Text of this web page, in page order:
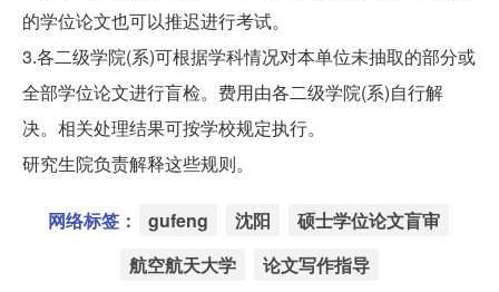
的学位论文也可以推迟进行考试。
3.各二级学院(系)可根据学科情况对本单位未抽取的部分或
全部学位论文进行盲检。费用由各二级学院(系)自行解
决。相关处理结果可按学校规定执行。
研究生院负责解释这些规则。
网络标签： gufeng 沈阳
硕士学位论文盲审
航空航天大学
论文写作指导